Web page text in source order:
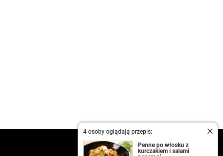
4 osoby oglądają przepis:
Penne po włosku z
kurczakiem i salami
kontakt